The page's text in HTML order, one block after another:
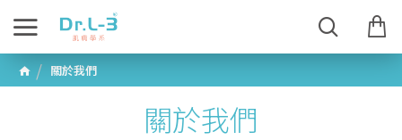
關於我們
關於我們